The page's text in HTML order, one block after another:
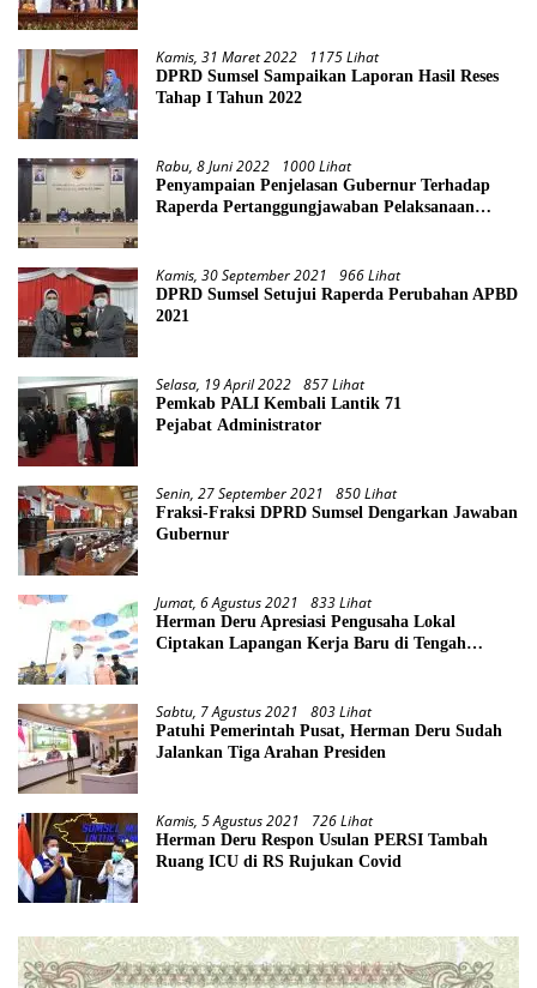
Kamis, 31 Maret 2022 1175 Lihat
DPRD Sumsel Sampaikan Laporan Hasil Reses
Tahap I Tahun 2022
Rabu, 8 Juni 2022 1000 Lihat
Penyampaian Penjelasan Gubernur Terhadap
Raperda Pertanggungjawaban Pelaksanaan
Kamis, 30 September 2021 966 Lihat
DPRD Sumsel Setujui Raperda Perubahan APBD
2021
Selasa, 19 April 2022 857 Lihat
Pemkab PALI Kembali Lantik 71
Pejabat Administrator
Senin, 27 September 2021 850 Lihat
Fraksi-Fraksi DPRD Sumsel Dengarkan Jawaban
Gubernur
Jumat, 6 Agustus 2021 833 Lihat
Herman Deru Apresiasi Pengusaha Lokal
Ciptakan Lapangan Kerja Baru di Tengah
Sabtu, 7 Agustus 2021 803 Lihat
Patuhi Pemerintah Pusat, Herman Deru Sudah
Jalankan Tiga Arahan Presiden
Kamis, 5 Agustus 2021 726 Lihat
Herman Deru Respon Usulan PERSI Tambah
Ruang ICU di RS Rujukan Covid